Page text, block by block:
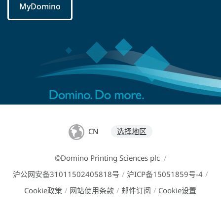
MyDomino
CN 选择地区
©Domino Printing Sciences plc /
沪公网安备31011502405818号 / 沪ICP备15051859号-4 /
Cookie政策 / 网站使用条款 / 邮件订阅 / Cookie设置